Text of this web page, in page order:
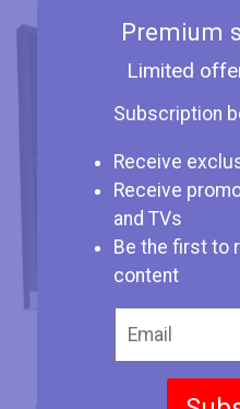
Premium
Limited
Subscription
Receive
Receive
and TVs
Be the first to
content